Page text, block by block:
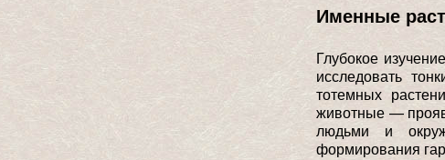
Именные
Глубокое
исследовать
тотемных
животные —
людьми и
формирования